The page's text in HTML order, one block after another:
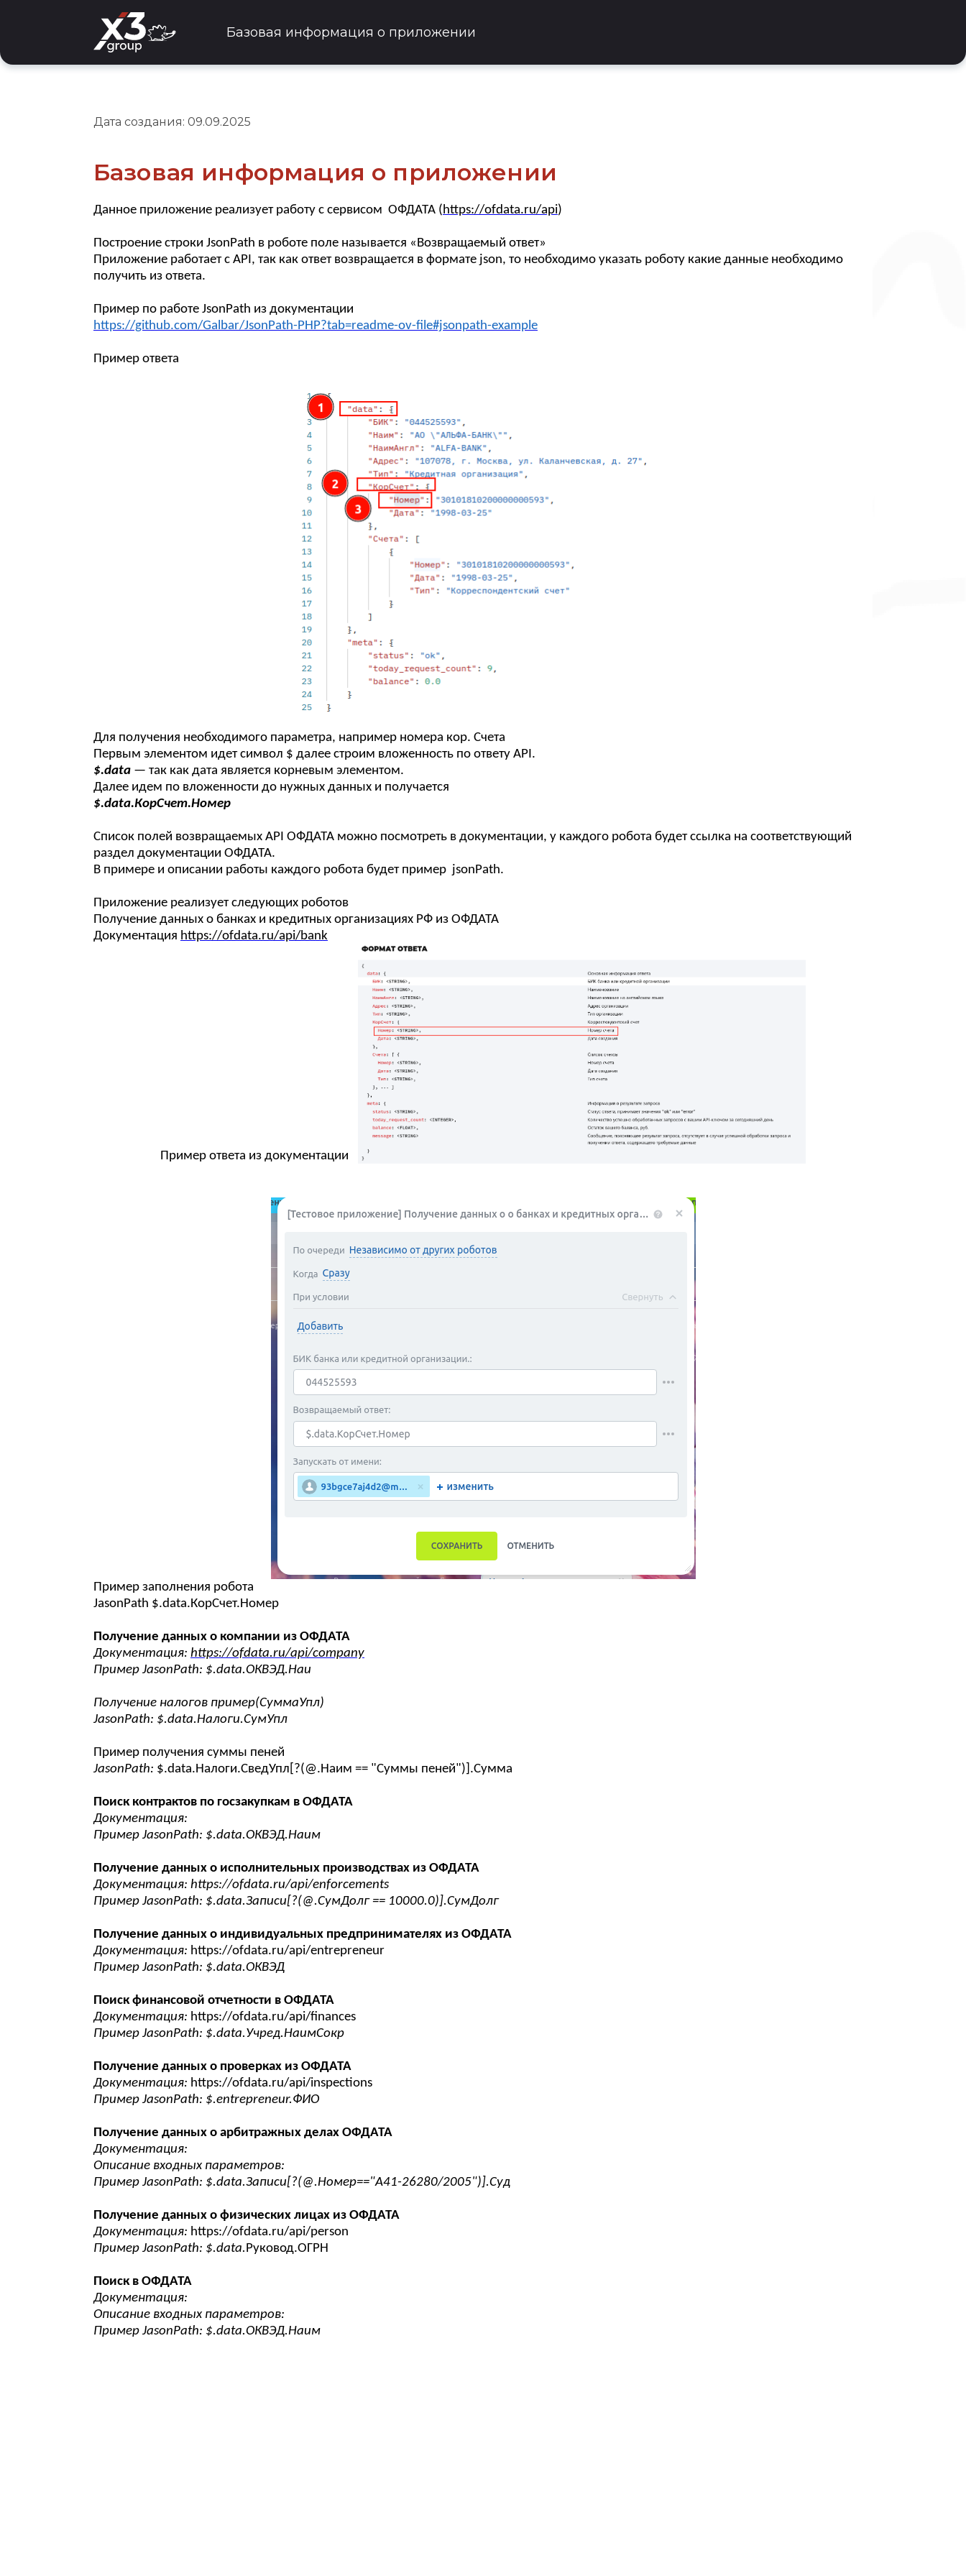
Базовая информация о приложении
Дата создания: 09.09.2025
Базовая информация о приложении
Данное приложение реализует работу с сервисом ОФДАТА (https://ofdata.ru/api)
Построение строки JsonPath в роботе поле называется «Возвращаемый ответ»
Приложение работает с API, так как ответ возвращается в формате json, то необходимо указать роботу какие данные необходимо
получить из ответа.
Пример по работе JsonPath из документации
https://github.com/Galbar/JsonPath-PHP?tab=readme-ov-file#jsonpath-example
Пример ответа
Для получения необходимого параметра, например номера кор. Счета
Первым элементом идет символ $ далее строим вложенность по ответу API.
$.data — так как дата является корневым элементом.
Далее идем по вложенности до нужных данных и получается
$.data.КорСчет.Номер
Список полей возвращаемых API ОФДАТА можно посмотреть в документации, у каждого робота будет ссылка на соответствующий
раздел документации ОФДАТА.
В примере и описании работы каждого робота будет пример jsonPath.
Приложение реализует следующих роботов
Получение данных о банках и кредитных организациях РФ из ОФДАТА
Документация https://ofdata.ru/api/bank
Пример ответа из документации
Пример заполнения робота
JasonPath $.data.КорСчет.Номер
Получение данных о компании из ОФДАТА
Документация: https://ofdata.ru/api/company
Пример JasonPath: $.data.ОКВЭД.Наи
Получение налогов пример(СуммаУпл)
JasonPath: $.data.Налоги.СумУпл
Пример получения суммы пеней
JasonPath: $.data.Налоги.СведУпл[?(@.Наим == "Суммы пеней")].Сумма
Поиск контрактов по госзакупкам в ОФДАТА
Документация:
Пример JasonPath: $.data.ОКВЭД.Наим
Получение данных о исполнительных производствах из ОФДАТА
Документация: https://ofdata.ru/api/enforcements
Пример JasonPath: $.data.Записи[?(@.СумДолг == 10000.0)].СумДолг
Получение данных о индивидуальных предпринимателях из ОФДАТА
Документация: https://ofdata.ru/api/entrepreneur
Пример JasonPath: $.data.ОКВЭД
Поиск финансовой отчетности в ОФДАТА
Документация: https://ofdata.ru/api/finances
Пример JasonPath: $.data.Учред.НаимСокр
Получение данных о проверках из ОФДАТА
Документация: https://ofdata.ru/api/inspections
Пример JasonPath: $.entrepreneur.ФИО
Получение данных о арбитражных делах ОФДАТА
Документация:
Описание входных параметров:
Пример JasonPath: $.data.Записи[?(@.Номер=="А41-26280/2005")].Суд
Получение данных о физических лицах из ОФДАТА
Документация: https://ofdata.ru/api/person
Пример JasonPath: $.data.Руковод.ОГРН
Поиск в ОФДАТА
Документация:
Описание входных параметров:
Пример JasonPath: $.data.ОКВЭД.Наим